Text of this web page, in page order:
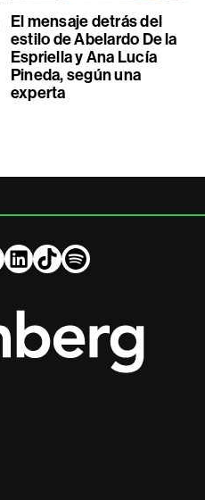
El mensaje detrás del
estilo de Abelardo De la
Espriella y Ana Lucía
Pineda, según una
experta